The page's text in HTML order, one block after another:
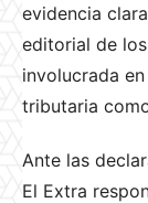
evidencia
editorial de
involucrada
tributaria
Ante las
El Extra